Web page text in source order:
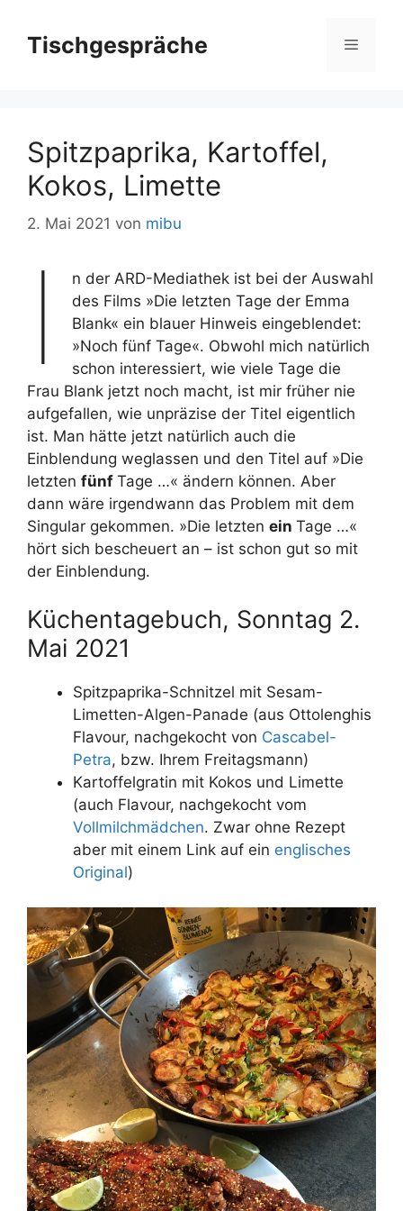
Inhalt
springen
Tischgespräche Menü
Spitzpaprika, Kartoffel,
Kokos, Limette
2. Mai 2021 von mibu
I
n der ARD-Mediathek ist bei der Auswahl
des Films »Die letzten Tage der Emma
Blank« ein blauer Hinweis eingeblendet:
»Noch fünf Tage«. Obwohl mich natürlich
schon interessiert, wie viele Tage die
Frau Blank jetzt noch macht, ist mir früher nie
aufgefallen, wie unpräzise der Titel eigentlich
ist. Man hätte jetzt natürlich auch die
Einblendung weglassen und den Titel auf »Die
letzten fünf Tage …« ändern können. Aber
dann wäre irgendwann das Problem mit dem
Singular gekommen. »Die letzten ein Tage …«
hört sich bescheuert an – ist schon gut so mit
der Einblendung.
Küchentagebuch, Sonntag 2.
Mai 2021
Spitzpaprika-Schnitzel mit Sesam-
Limetten-Algen-Panade (aus Ottolenghis
Flavour, nachgekocht von Cascabel-
Petra, bzw. Ihrem Freitagsmann)
Kartoffelgratin mit Kokos und Limette
(auch Flavour, nachgekocht vom
Vollmilchmädchen. Zwar ohne Rezept
aber mit einem Link auf ein englisches
Original)